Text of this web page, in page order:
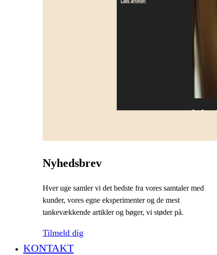
Nyhedsbrev
Hver uge samler vi det bedste fra vores samtaler med
kunder, vores egne eksperimenter og de mest
tankevækkende artikler og bøger, vi støder på.
Tilmeld dig
KONTAKT